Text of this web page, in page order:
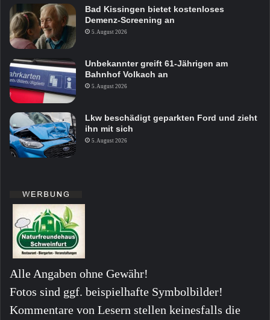
Bad Kissingen bietet kostenloses
Demenz-Screening an
5. August 2026
Unbekannter greift 61-Jährigen am
Bahnhof Volkach an
5. August 2026
Lkw beschädigt geparkten Ford und zieht
ihn mit sich
5. August 2026
Alle Angaben ohne Gewähr!
Fotos sind ggf. beispielhafte Symbolbilder!
Kommentare von Lesern stellen keinesfalls die